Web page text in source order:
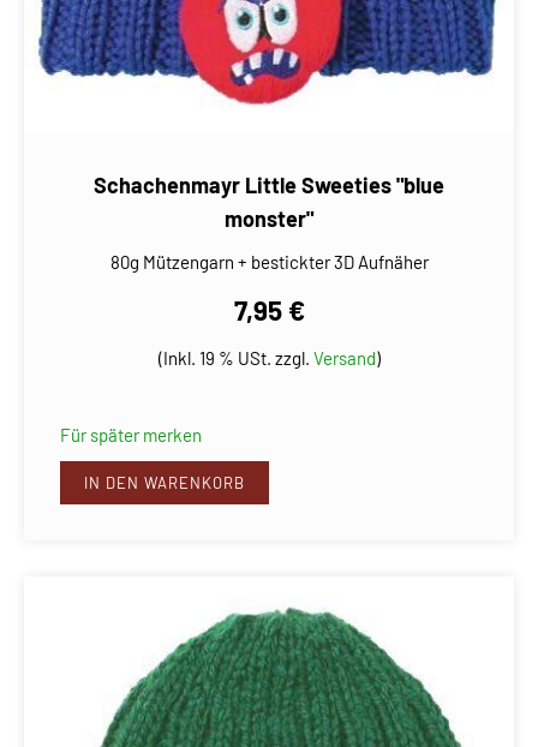
Schachenmayr Little Sweeties "blue
monster"
80g Mützengarn + bestickter 3D Aufnäher
7,95 €
(Inkl. 19 % USt. zzgl. Versand)
Für später merken
IN DEN WARENKORB